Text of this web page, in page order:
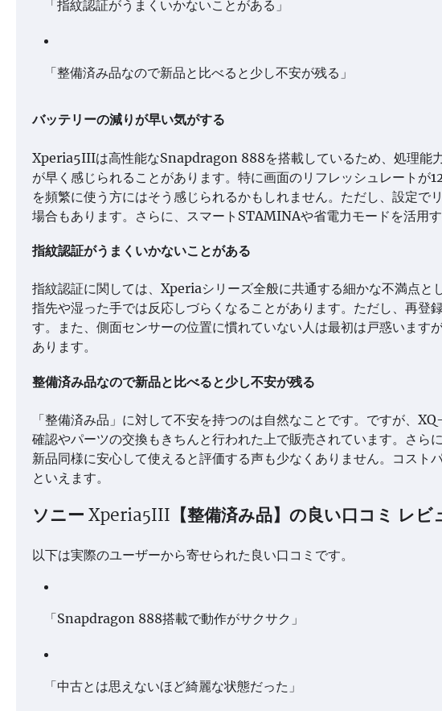
「指紋認証がうまくいかないことがある」
「整備済み品なので新品と比べると少し不安が残る」
バッテリーの減りが早い気がする
Xperia5IIIは高性能なSnapdragon 888を搭載しているため、処理能
が早く感じられることがあります。特に画面のリフレッシュレート
を頻繁に使う方にはそう感じられるかもしれません。ただし、設定
場合もあります。さらに、スマートSTAMINAや省電力モードを活用
指紋認証がうまくいかないことがある
指紋認証に関しては、Xperiaシリーズ全般に共通する細かな不満点と
指先や湿った手では反応しづらくなることがあります。ただし、再登
す。また、側面センサーの位置に慣れていない人は最初は戸惑います
あります。
整備済み品なので新品と比べると少し不安が残る
「整備済み品」に対して不安を持つのは自然なことです。ですが、
確認やパーツの交換もきちんと行われた上で販売されています。さら
新品同様に安心して使えると評価する声も少なくありません。コスト
といえます。
ソニー Xperia5III【整備済み品】の良い口コミ レビ
以下は実際のユーザーから寄せられた良い口コミです。
「Snapdragon 888搭載で動作がサクサク」
「中古とは思えないほど綺麗な状態だった」